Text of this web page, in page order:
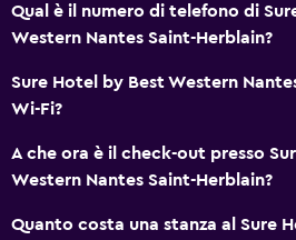
Qual è il numero di telefono di
Western Nantes Saint-Herblain?
Sure Hotel by Best Western
Wi-Fi?
A che ora è il check-out presso
Western Nantes Saint-Herblain?
Quanto costa una stanza al Sure